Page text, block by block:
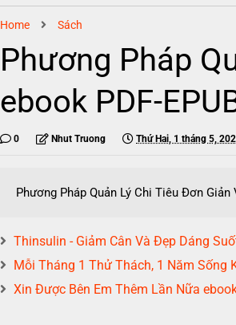
Home Sách
Phương Pháp
ebook PDF-
0 Nhut Truong Thứ Hai, 1 tháng 5,
Phương Pháp Quản Lý Chi Tiêu Đơn Giản
Thinsulin - Giảm Cân Và Đẹp Dáng
Mỗi Tháng 1 Thử Thách, 1 Năm Sống
Xin Được Bên Em Thêm Lần Nữa ebook